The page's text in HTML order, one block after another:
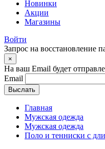
Новинки
Акции
Магазины
Войти
Запрос на восстановление
×
На ваш Email будет
Email
Выслать
Главная
Мужская одежда
Мужская одежда
Поло и тенниски с